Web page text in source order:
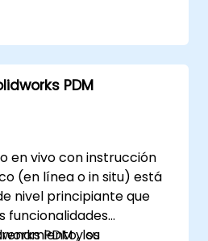
diseño, ecuaciones y
y estudios de
validar diseños.
PDM
en vivo con instrucción
(en línea o in situ) está
nivel principiante que
funcionalidades
PDM y su
los